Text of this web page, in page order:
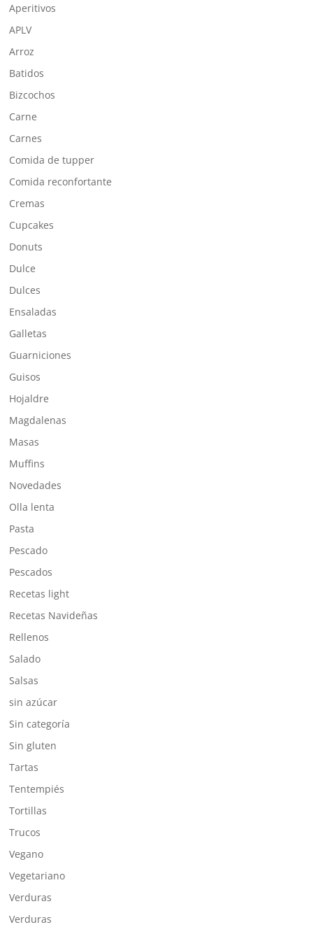
Aperitivos
APLV
Arroz
Batidos
Bizcochos
Carne
Carnes
Comida de tupper
Comida reconfortante
Cremas
Cupcakes
Donuts
Dulce
Dulces
Ensaladas
Galletas
Guarniciones
Guisos
Hojaldre
Magdalenas
Masas
Muffins
Novedades
Olla lenta
Pasta
Pescado
Pescados
Recetas light
Recetas Navideñas
Rellenos
Salado
Salsas
sin azúcar
Sin categoría
Sin gluten
Tartas
Tentempiés
Tortillas
Trucos
Vegano
Vegetariano
Verduras
Verduras